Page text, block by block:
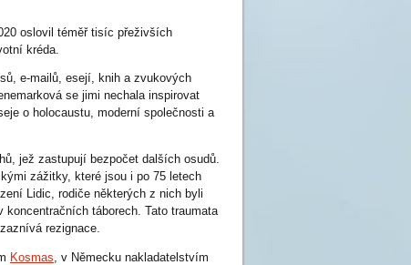
oslovil téměř tisíc přeživších
kréda.
e-mailů, esejí, knih a zvukových
se jimi nechala inspirovat
o holocaustu, moderní společnosti a
jež zastupují bezpočet dalších osudů.
zážitky, které jsou i po 75 letech
Lidic, rodiče některých z nich byli
táborech. Tato traumata
rezignace.
Kosmas , v Německu nakladatelstvím